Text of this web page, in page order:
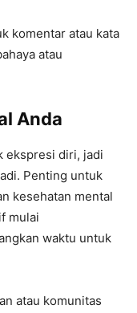
komentar atau kata
atau
Anda
ekspresi diri, jadi
Penting untuk
kesehatan mental
mulai
waktu untuk
atau komunitas